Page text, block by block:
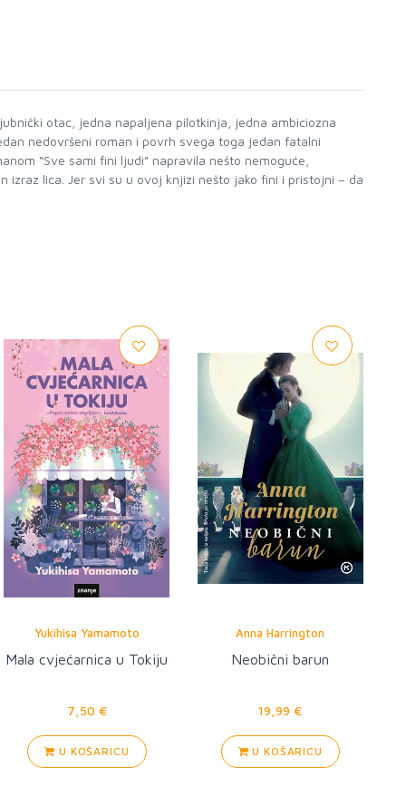
otac, jedna napaljena pilotkinja, jedna ambiciozna
nedovršeni roman i povrh svega toga jedan fatalni
“Sve sami fini ljudi” napravila nešto nemoguće,
lica. Jer svi su u ovoj knjizi nešto jako fini i pristojni – da
Yukihisa Yamamoto
Mala cvjećarnica u Tokiju
7,50 €
U KOŠARICU
Anna Harrington
Neobični barun
19,99 €
U KOŠARICU